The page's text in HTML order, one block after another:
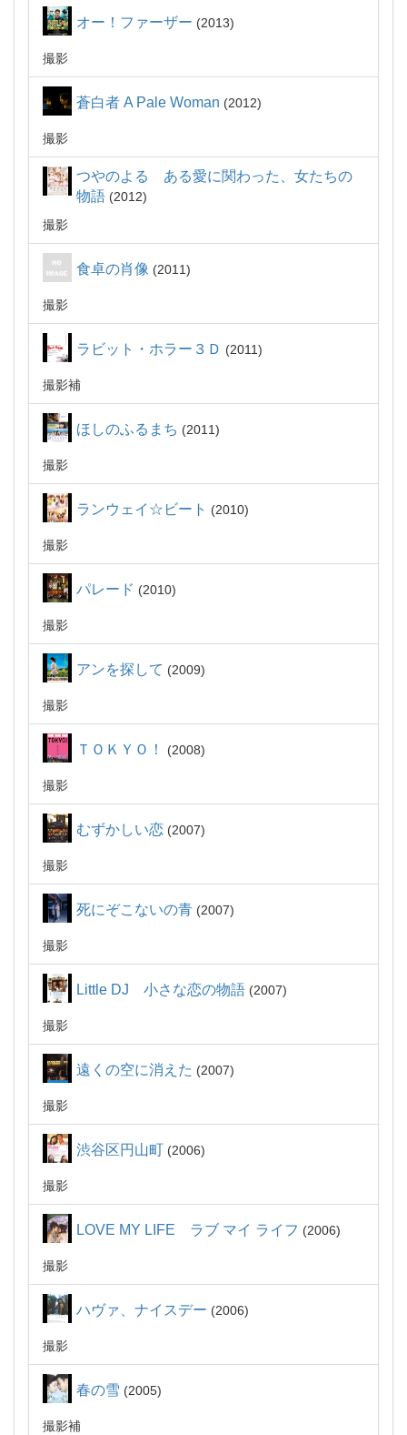
オー！ファーザー 2013
撮影
蒼白者 A Pale Woman 2012
撮影
つやのよる ある愛に関わった、女たちの
物語
2012
撮影
食卓の肖像 2011
撮影
ラビット・ホラー３Ｄ 2011
撮影補
ほしのふるまち 2011
撮影
ランウェイ☆ビート 2010
撮影
パレード 2010
撮影
アンを探して 2009
撮影
ＴＯＫＹＯ！ 2008
撮影
むずかしい恋 2007
撮影
死にぞこないの青 2007
撮影
Little DJ 小さな恋の物語 2007
撮影
遠くの空に消えた 2007
撮影
渋谷区円山町 2006
撮影
LOVE MY LIFE ラブ マイ ライフ 2006
撮影
ハヴァ、ナイスデー 2006
撮影
春の雪 2005
撮影補